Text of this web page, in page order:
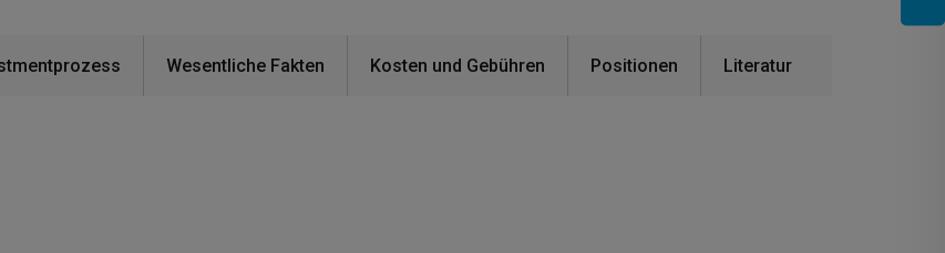
Wesentliche Fakten Kosten und Gebühren Positionen Literatur